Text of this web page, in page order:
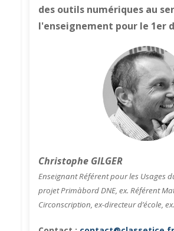
des outils numériques au
l'enseignement pour le 1er
Christophe GILGER
Enseignant Référent pour les Usages
projet Primàbord DNE, ex. Référent
Circonscription, ex-directeur d’école,